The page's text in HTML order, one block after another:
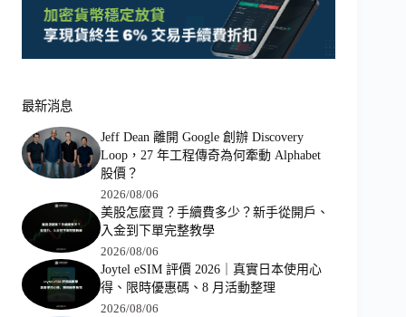
最新消息
Jeff Dean 離開 Google 創辦 Discovery
Loop，27 年工程傳奇為何牽動 Alphabet
股價？
2026/08/06
美股怎麼買？手續費多少？新手從開戶、
入金到下單完整教學
2026/08/06
Joytel eSIM 評價 2026｜真實日本使用心
得、限時優惠碼、8 月活動整理
2026/08/06